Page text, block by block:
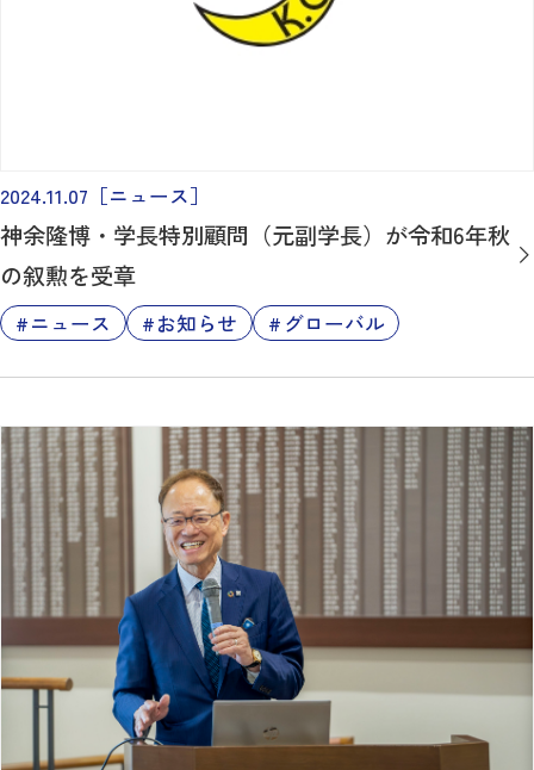
2024.11.07 ［ニュース］
神余隆博・学長特別顧問（元副学長）が令和6年秋
の叙勲を受章
ニュース お知らせ グローバル